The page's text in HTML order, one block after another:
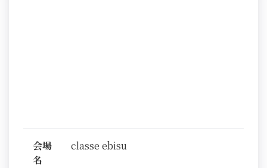
会場
名
classe ebisu